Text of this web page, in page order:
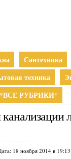
Сантехника
техника
*ВСЕ РУБРИКИ*
18 ноября 2014 в 19:13